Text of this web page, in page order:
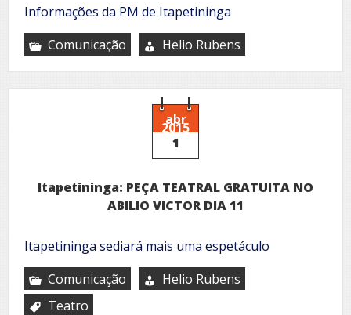
Informações da PM de Itapetininga
Comunicação
Helio Rubens
abr
2015
1
Itapetininga: PEÇA TEATRAL GRATUITA NO
ABILIO VICTOR DIA 11
Itapetininga sediará mais uma espetáculo
Comunicação
Helio Rubens
Teatro